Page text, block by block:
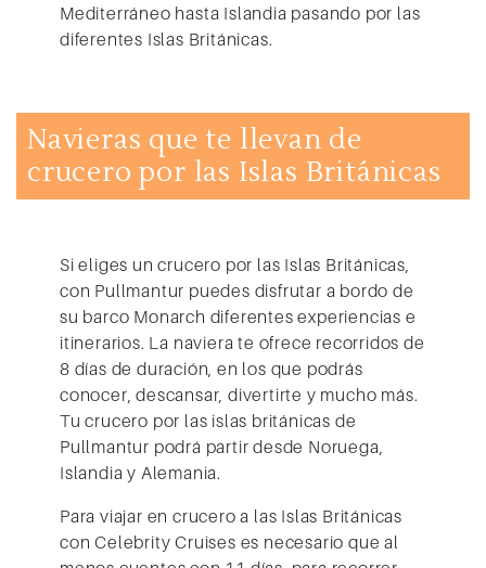
Mediterráneo hasta Islandia pasando por las
diferentes Islas Británicas.
Navieras que te llevan de
crucero por las Islas Británicas
Si eliges un crucero por las Islas Británicas,
con Pullmantur puedes disfrutar a bordo de
su barco Monarch diferentes experiencias e
itinerarios. La naviera te ofrece recorridos de
8 días de duración, en los que podrás
conocer, descansar, divertirte y mucho más.
Tu crucero por las islas británicas de
Pullmantur podrá partir desde Noruega,
Islandia y Alemania.
Para viajar en crucero a las Islas Británicas
con Celebrity Cruises es necesario que al